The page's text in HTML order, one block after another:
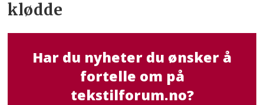
klødde
Har du nyheter du ønsker å
fortelle om på
tekstilforum.no?